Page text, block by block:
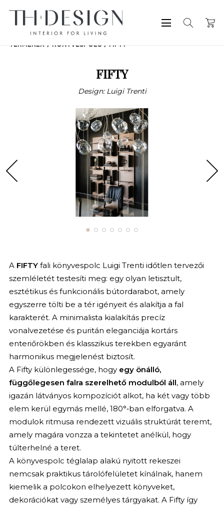
TERMÉKEK KÖNYVESPOLC FIFTY
FIFTY
Design: Luigi Trenti
A FIFTYfali könyvespolc Luigi Trenti időtlen tervezői
szemléletét testesíti meg: egy olyan letisztult,
esztétikus és funkcionális bútordarabot, amely
egyszerre tölti be a tér igényeit és alakítja a fal
karakterét. A minimalista kialakítás precíz
vonalvezetése és puritán eleganciája kortárs
enteriőrökben és klasszikus terekben egyaránt
harmonikus megjelenést biztosít.
A Fifty különlegessége, hogy egy önálló,
függőlegesen falra szerelhető modulból áll, amely
igazán látványos kompozíciót alkot, ha két vagy több
elem kerül egymás mellé, 180°‑ban elforgatva. A
modulok ritmusa rendezett vizuális struktúrát teremt,
amely magára vonzza a tekintetet anélkül, hogy
túlterhelné a teret.
A könyvespolc téglalap alakú nyitott rekeszei
nemcsak praktikus tárolófelületet kínálnak, hanem
kiemelik a polcokon elhelyezett könyveket,
dekorációkat vagy személyes tárgyakat. A Fifty így